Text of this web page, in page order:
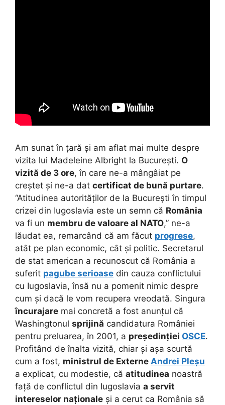
Am sunat în țară și am aflat mai multe despre
vizita lui Madeleine Albright la București. O
vizită de 3 ore, în care ne-a mângâiat pe
creștet și ne-a dat certificat de bună purtare.
“Atitudinea autorităților de la București în timpul
crizei din Iugoslavia este un semn că România
va fi un membru de valoare al NATO,” ne-a
lăudat ea, remarcând că am făcut progrese,
atât pe plan economic, cât și politic. Secretarul
de stat american a recunoscut că România a
suferit pagube serioase din cauza conflictului
cu Iugoslavia, însă nu a pomenit nimic despre
cum și dacă le vom recupera vreodată. Singura
încurajare mai concretă a fost anunțul că
Washingtonul sprijină candidatura României
pentru preluarea, în 2001, a președinției OSCE.
Profitând de înalta vizită, chiar și așa scurtă
cum a fost, ministrul de Externe Andrei Pleșu
a explicat, cu modestie, că atitudinea noastră
față de conflictul din Iugoslavia a servit
intereselor naționale și a cerut ca România să